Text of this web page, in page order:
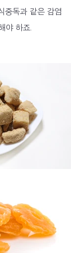
중독과 같은 감염
야 하죠.